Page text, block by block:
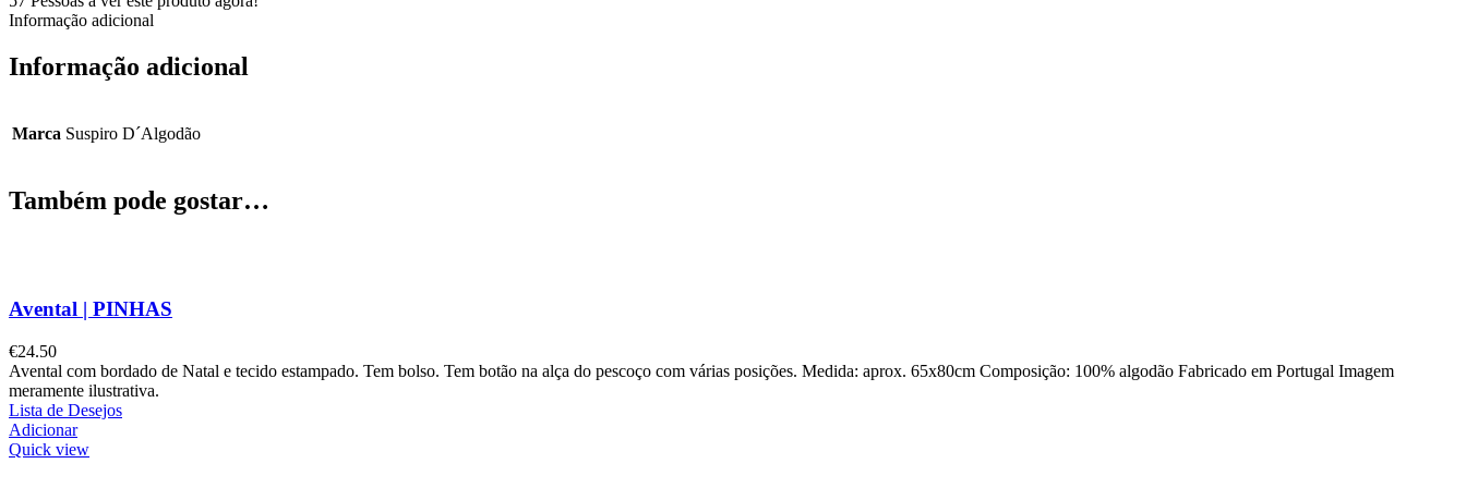
Informação adicional
Informação adicional
Marca Suspiro D´Algodão
Também pode gostar…
Avental | PINHAS
€24.50
Avental com bordado de Natal e tecido estampado. Tem bolso. Tem botão na alça do pescoço com várias posições. Medida: aprox. 65x80cm Composição: 100% algodão Fabricado em Portugal Imagem
meramente ilustrativa.
Lista de Desejos
Adicionar
Quick view